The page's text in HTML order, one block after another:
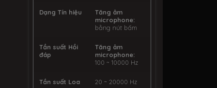
Dạng Tín hiệu
Tăng âm
microphone:
bằng nút bấm
Tần suất Hồi
đáp
Tăng âm
microphone:
100 ~ 10000 Hz
Tần suất Loa 20 ~ 20000 Hz